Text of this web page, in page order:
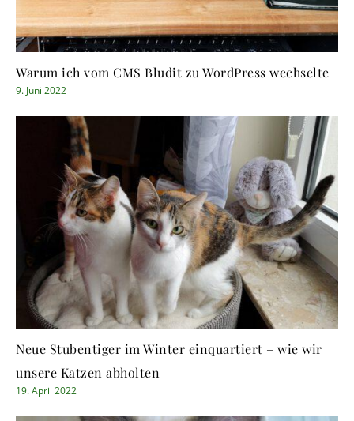
Warum ich vom CMS Bludit zu WordPress wechselte
9. Juni 2022
Neue Stubentiger im Winter einquartiert – wie wir
unsere Katzen abholten
19. April 2022